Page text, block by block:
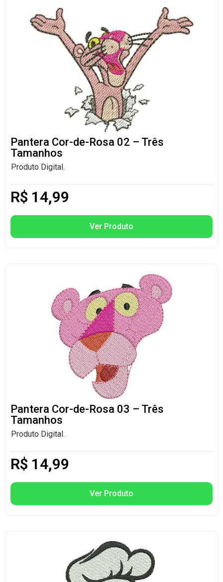
Pantera Cor-de-Rosa 02 – Três
Tamanhos
Produto Digital.
R$ 14,99
Ver Produto
Pantera Cor-de-Rosa 03 – Três
Tamanhos
Produto Digital.
R$ 14,99
Ver Produto